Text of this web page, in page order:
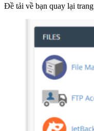
Đề tải về bạn quay lại trang